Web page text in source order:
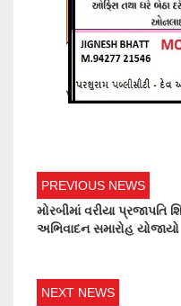
PREVIOUS NEWS
મોરબીમાં વરીયા પ્રજાપતિ
અભિવાદન સમારોહ યોજાયો
NEXT NEWS